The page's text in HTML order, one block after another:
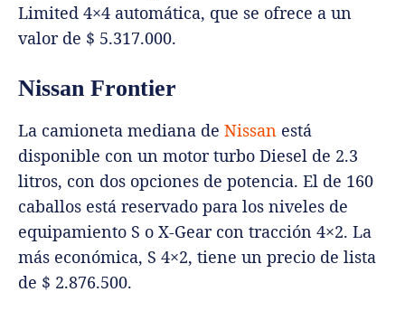
Limited 4×4 automática, que se ofrece a un
valor de $ 5.317.000.
Nissan Frontier
La camioneta mediana de Nissan está
disponible con un motor turbo Diesel de 2.3
litros, con dos opciones de potencia. El de 160
caballos está reservado para los niveles de
equipamiento S o X-Gear con tracción 4×2. La
más económica, S 4×2, tiene un precio de lista
de $ 2.876.500.